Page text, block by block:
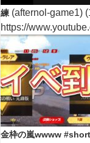
練 (afternol-game1)
https://
金枠の嵐wwww